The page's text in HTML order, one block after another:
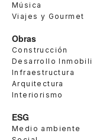
Música
Viajes y Gourmet
Obras
Construcción
Desarrollo
Infraestructura
Arquitectura
Interiorismo
ESG
Medio ambiente